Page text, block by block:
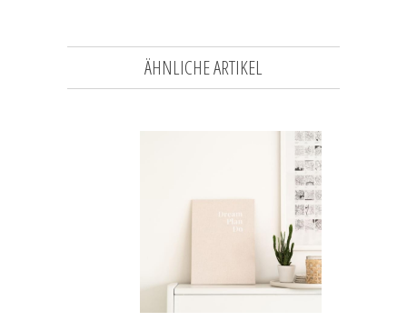
ÄHNLICHE ARTIKEL